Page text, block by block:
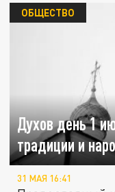
Духов день 1
традиции и
ОБЩЕСТВО
31 МАЯ 16:41